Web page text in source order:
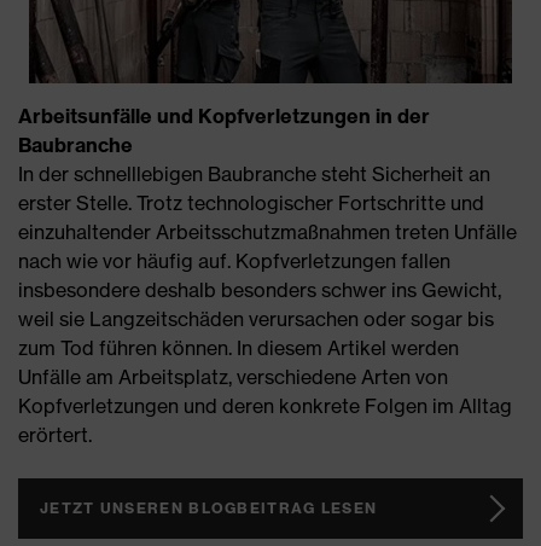
Arbeitsunfälle und Kopfverletzungen in der
Baubranche
In der schnelllebigen Baubranche steht Sicherheit an
erster Stelle. Trotz technologischer Fortschritte und
einzuhaltender Arbeitsschutzmaßnahmen treten Unfälle
nach wie vor häufig auf. Kopfverletzungen fallen
insbesondere deshalb besonders schwer ins Gewicht,
weil sie Langzeitschäden verursachen oder sogar bis
zum Tod führen können. In diesem Artikel werden
Unfälle am Arbeitsplatz, verschiedene Arten von
Kopfverletzungen und deren konkrete Folgen im Alltag
erörtert.
JETZT UNSEREN BLOGBEITRAG LESEN